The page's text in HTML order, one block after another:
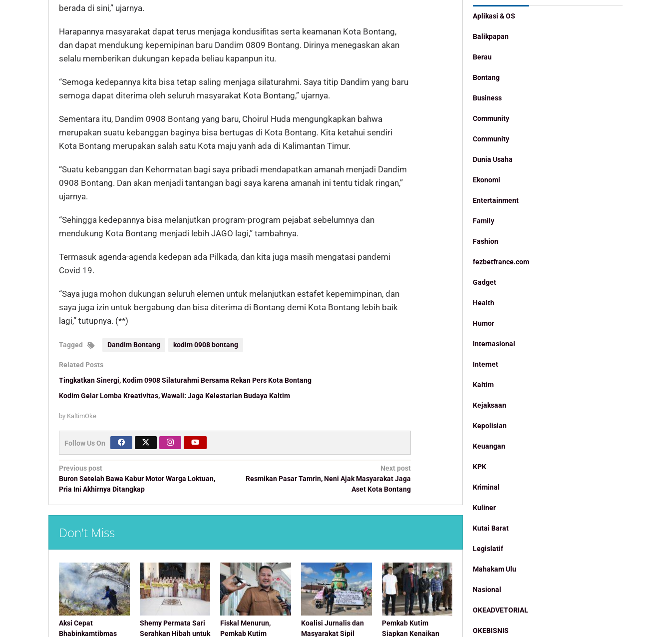
berada di sini,” ujarnya.
Harapannya masyarakat dapat terus menjaga kondusifitas serta keamanan Kota Bontang,
dan dapat mendukung kepemipinan baru Dandim 0809 Bontang. Dirinya menegaskan akan
selalu memberikan dukungan kepada beliau kapanpun itu.
“Semoga kedepannya kita bisa tetap saling menjaga silaturahmi. Saya titip Dandim yang baru
semoga dapat diterima oleh seluruh masyarakat Kota Bontang,” ujarnya.
Sementara itu, Dandim 0908 Bontang yang baru, Choirul Huda mengungkapkan bahwa
merupakan suatu kebanggan baginya bisa bertugas di Kota Bontang. Kita ketahui sendiri
Kota Bontang merupakan salah satu Kota maju yanh ada di Kalimantan Timur.
“Suatu kebanggan dan Kehormatan bagi saya pribadi mendapatkan amanah menjadi Dandim
0908 Bontang. Dan akan menjadi tantangan bagi saya karena amanah ini tentu tidak ringan,”
ujarnya.
“Sehingga kedepannya bisa melanjutkan program-program pejabat sebelumnya dan
mendukung Kota Bontang menjadi lebih JAGO lagi,” tambahnya.
Termasuk agenda-agenda kedepan ada Pilkada, dan kita juga masih mengatasi pandemi
Covid 19.
“Saya juga mohon dukungan seluruh elemen untuk melanjutkan estafet kepemimpinan, dan
saya juga izin untuk bergabung dan bisa diterima di Bontang demi Kota Bontang lebih baik
lagi,” tutupnya. (**)
Tagged Dandim Bontang kodim 0908 bontang
Related Posts
Tingkatkan Sinergi, Kodim 0908 Silaturahmi Bersama Rekan Pers Kota Bontang
Kodim Gelar Lomba Kreativitas, Wawali: Jaga Kelestarian Budaya Kaltim
by KaltimOke
Follow Us On
Post
navigation
Previous post
Buron Setelah Bawa Kabur Motor Warga Loktuan,
Pria Ini Akhirnya Ditangkap
Next post
Resmikan Pasar Tamrin, Neni Ajak Masyarakat Jaga
Aset Kota Bontang
Don't Miss
Aksi Cepat
Bhabinkamtibmas
Shemy Permata Sari
Serahkan Hibah untuk
Fiskal Menurun,
Pemkab Kutim
Koalisi Jurnalis dan
Masyarakat Sipil
Pemkab Kutim
Siapkan Kenaikan
Aplikasi & OS
Balikpapan
Berau
Bontang
Business
Community
Community
Dunia Usaha
Ekonomi
Entertainment
Family
Fashion
fezbetfrance.com
Gadget
Health
Humor
Internasional
Internet
Kaltim
Kejaksaan
Kepolisian
Keuangan
KPK
Kriminal
Kuliner
Kutai Barat
Legislatif
Mahakam Ulu
Nasional
OKEADVETORIAL
OKEBISNIS